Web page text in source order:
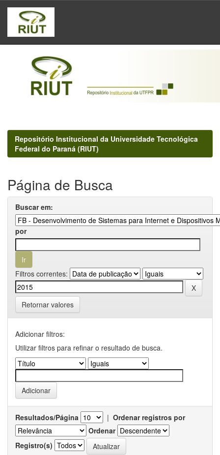
Skip
navigation
Repositório Institucional da Universidade Tecnológica
Federal do Paraná (RIUT)
Página de Busca
Buscar em:
por
Filtros correntes:
Retornar valores
Adicionar filtros:
Utilizar filtros para refinar o resultado de busca.
Resultados/Página | Ordenar registros por
Ordenar
Registro(s)